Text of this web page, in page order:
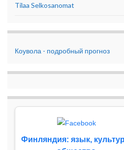
Tilaa Selkosanomat
Коувола - подробный прогноз
Финляндия: язык,